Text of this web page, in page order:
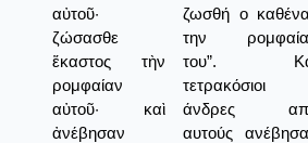
αὐτοῦ·
ζώσασθε
ἕκαστος τὴν
ρομφαίαν
αὐτοῦ· καὶ
ἀνέβησαν
ζωσθή ο
την
του”.
τετρακόσιοι
άνδρες
αυτούς